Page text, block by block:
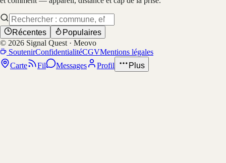
Récentes
Populaires
© 2026 Signal Quest · Meovo
SoutenirConfidentialitéCGVMentions légales
Carte
Fil Messages Profil Plus